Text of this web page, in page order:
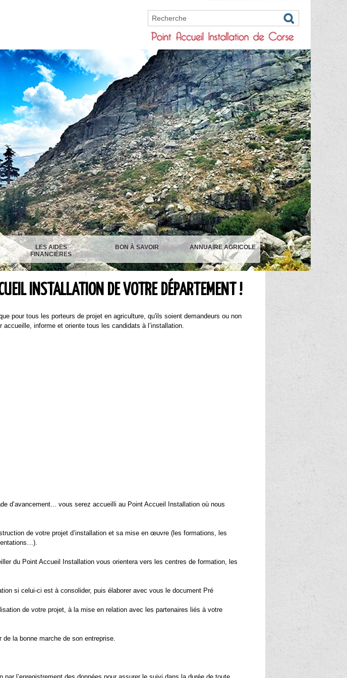
LES AIDES
FINANCIÈRES
BON À SAVOIR ANNUAIRE AGRICOLE
INSTALLATION DE VOTRE DÉPARTEMENT !
pour tous les porteurs de projet en agriculture, qu'ils soient demandeurs ou non
informe et oriente tous les candidats à l’installation.
d’avancement... vous serez accueilli au Point Accueil Installation où nous
de votre projet d’installation et sa mise en œuvre (les formations, les
du Point Accueil Installation vous orientera vers les centres de formation, les
si celui-ci est à consolider, puis élaborer avec vous le document Pré
de votre projet, à la mise en relation avec les partenaires liés à votre
la bonne marche de son entreprise.